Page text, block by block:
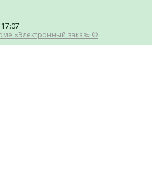
«Электронный заказ» ©